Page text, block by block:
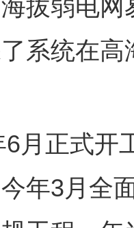
拔弱电
系统在
正式开
年3月全